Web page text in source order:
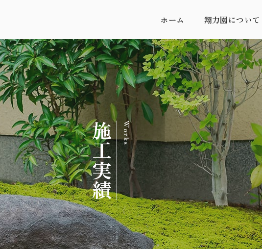
ホーム 翔力園について
施工実績 Works